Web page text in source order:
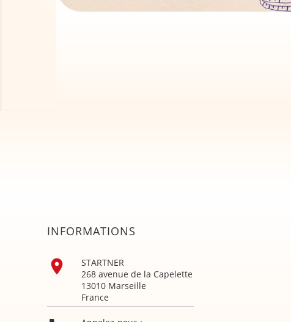
INFORMATIONS

STARTNER
268 avenue de la Capelette
13010 Marseille
France